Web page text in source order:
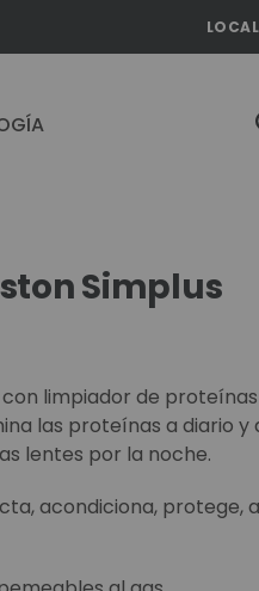
Simplus
con limpiador de
las proteínas a diario y
lentes por la noche.
acondiciona, protege,